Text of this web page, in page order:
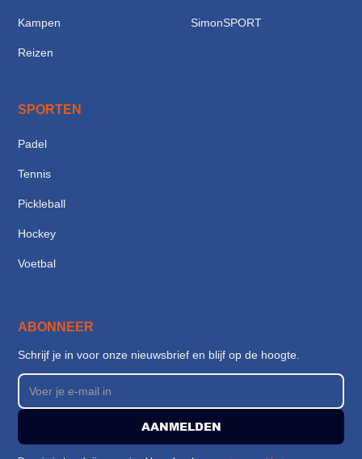
Kampen
Reizen
SimonSPORT
SPORTEN
Padel
Tennis
Pickleball
Hockey
Voetbal
ABONNEER
Schrijf je in voor onze nieuwsbrief en blijf op de hoogte.